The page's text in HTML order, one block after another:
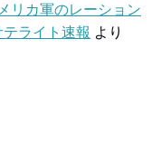
リカ軍のレーション
テライト速報 より